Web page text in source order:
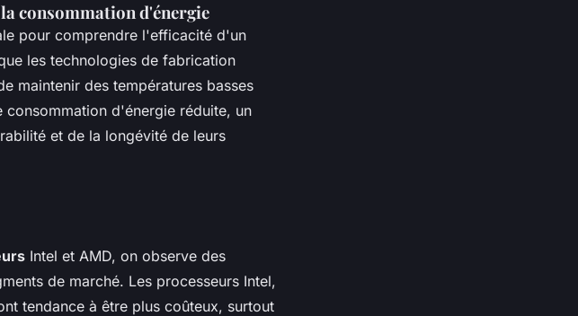
consommation d'énergie
pour comprendre l'efficacité d'un
les technologies de fabrication
maintenir des températures basses
consommation d'énergie réduite, un
et de la longévité de leurs
Intel et AMD, on observe des
de marché. Les processeurs Intel,
tendance à être plus coûteux, surtout